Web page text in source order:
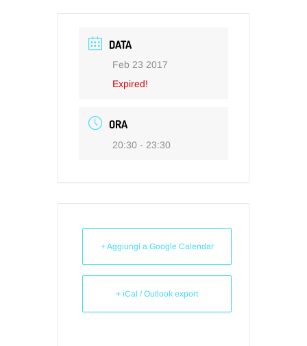
DATA
Feb 23 2017
Expired!
ORA
20:30 - 23:30
+ Aggiungi a Google Calendar
+ iCal / Outlook export